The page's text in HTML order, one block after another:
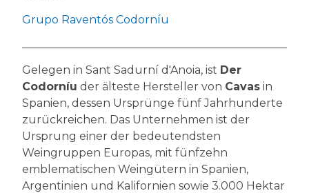
Grupo Raventós Codorníu
Gelegen in Sant Sadurní d'Anoia, ist Der
Codorníu der älteste Hersteller von Cavas in
Spanien, dessen Ursprünge fünf Jahrhunderte
zurückreichen. Das Unternehmen ist der
Ursprung einer der bedeutendsten
Weingruppen Europas, mit fünfzehn
emblematischen Weingütern in Spanien,
Argentinien und Kalifornien sowie 3.000 Hektar